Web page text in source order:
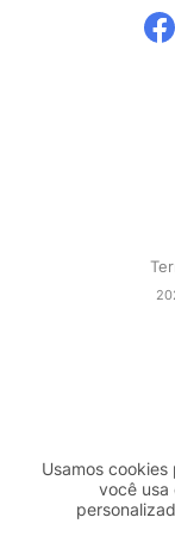
Usamos
você usa